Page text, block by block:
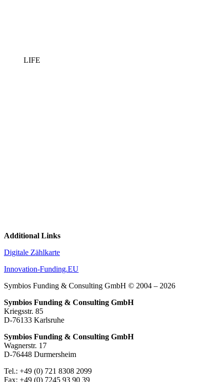
LIFE
Additional Links
Digitale Zählkarte
Innovation-Funding.EU
Symbios Funding & Consulting GmbH © 2004 – 2026
Symbios Funding & Consulting GmbH
Kriegsstr. 85
D-76133 Karlsruhe
Symbios Funding & Consulting GmbH
Wagnerstr. 17
D-76448 Durmersheim
Tel.: +49 (0) 721 8308 2099
Fax: +49 (0) 7245 93 90 39